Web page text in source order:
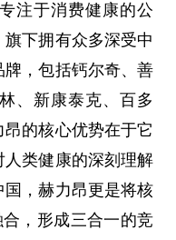
注于消费健康的公
下拥有众多深受中
牌，包括钙尔奇、善
、新康泰克、百多
的核心优势在于它
类健康的深刻理解
，赫力昂更是将核
，形成三合一的竞